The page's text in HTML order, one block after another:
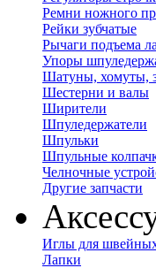
Ремни ножного
Рейки зубчатые
Рычаги подъема
Упоры
Шатуны, хомуты,
Шестерни и валы
Ширители
Шпуледержатели
Шпульки
Шпульные
Челночные
Другие запчасти
Иглы для
Лапки